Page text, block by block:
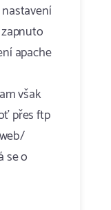
apache
však
přes ftp
se o